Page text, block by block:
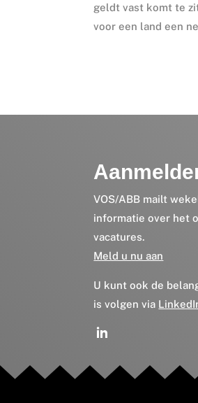
geldt vast komt te
voor een land een
VOS/ABB mailt
informatie over het
vacatures.
Meld u nu aan
U kunt ook de
is volgen via